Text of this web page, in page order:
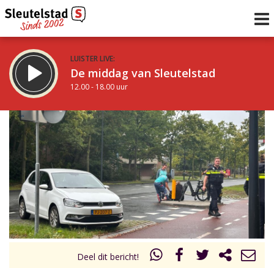
LUISTER LIVE:
De middag van Sleutelstad
12.00 - 18.00 uur
STRAKS:
De vrijdagavond met Keanu
18.00 - 19.00 uur
Vorig uur
uur 1 van 0 Volgend uur
Inklappen
Deel dit bericht!